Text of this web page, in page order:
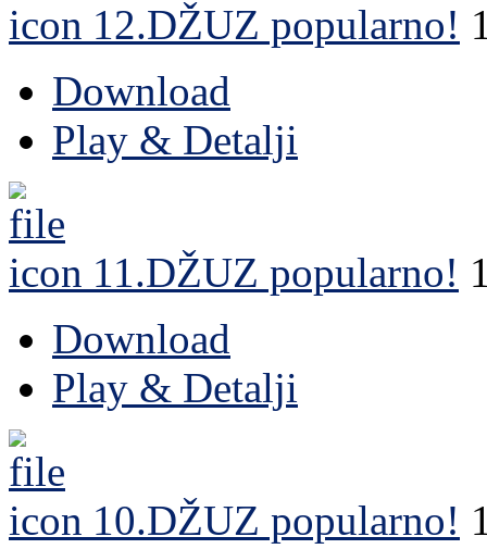
12.DŽUZ popularno!
Download
Play & Detalji
11.DŽUZ popularno!
Download
Play & Detalji
10.DŽUZ popularno!